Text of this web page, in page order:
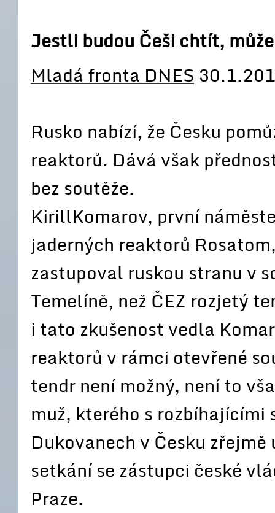
Jestli budou Češi chtít,
Mladá fronta DNES
Rusko nabízí, že Česku
reaktorů. Dává však
bez soutěže.
KirillKomarov, první
jaderných reaktorů
zastupoval ruskou stranu v
Temelíně, než ČEZ rozjetý
i tato zkušenost vedla
reaktorů v rámci otevřené
tendr není možný, není to
muž, kterého s
Dukovanech v Česku
setkání se zástupci české
Praze.